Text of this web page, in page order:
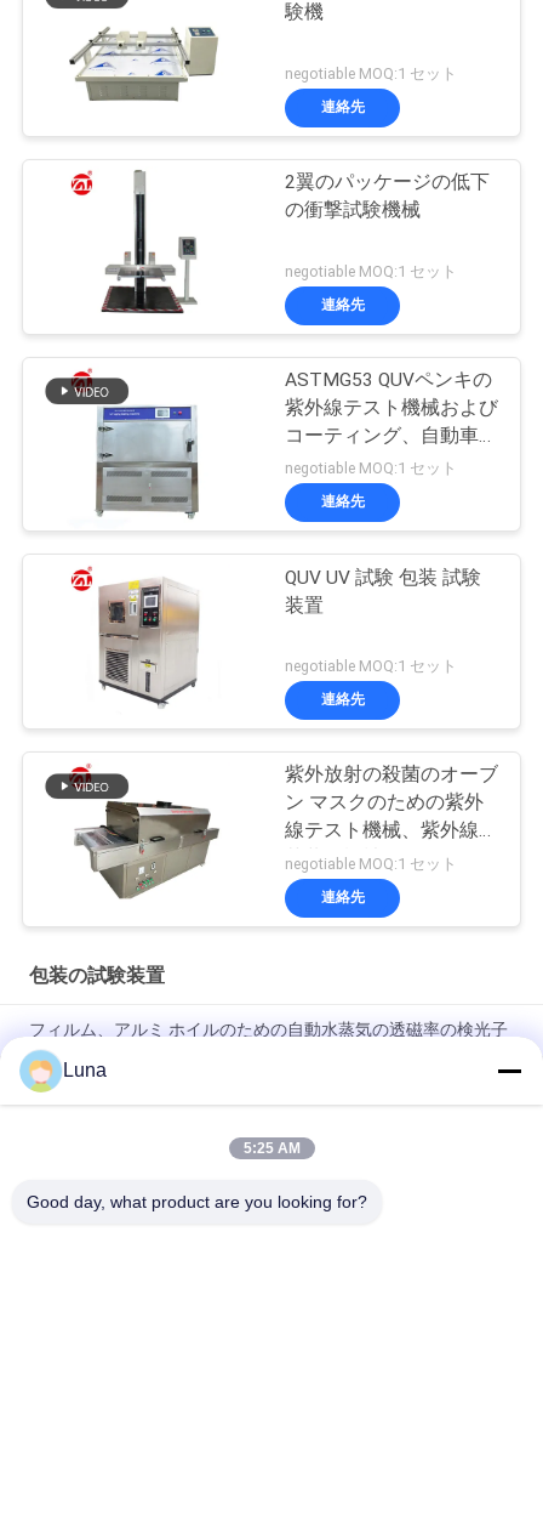
験機
negotiable MOQ:1 セット
連絡先
2翼のパッケージの低下
の衝撃試験機械
negotiable MOQ:1 セット
連絡先
ASTMG53 QUVペンキの
紫外線テスト機械および
コーティング、自動車、
プラスチック等
negotiable MOQ:1 セット
連絡先
QUV UV 試験 包装 試験
装置
negotiable MOQ:1 セット
連絡先
紫外放射の殺菌のオーブ
ン マスクのための紫外
線テスト機械、紫外線滅
菌装置機械
negotiable MOQ:1 セット
連絡先
包装の試験装置
フィルム、アルミ ホイルのための自動水蒸気の透磁率の検光子
ASTM D642の段ボール箱のクラッシュの圧縮の抵抗力があるテ
スター
ISO3036アナログのタイプ ボール紙のピアースの強さのテスタ
Luna
5:25 AM
Good day, what product are you looking for?